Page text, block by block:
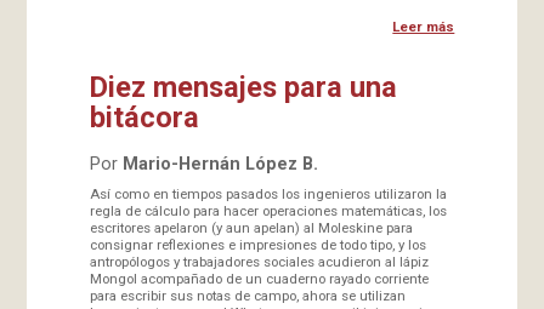
Leer más
Diez mensajes para una
bitácora
Por Mario-Hernán López B.
Así como en tiempos pasados los ingenieros utilizaron la
regla de cálculo para hacer operaciones matemáticas, los
escritores apelaron (y aun apelan) al Moleskine para
consignar reflexiones e impresiones de todo tipo, y los
antropólogos y trabajadores sociales acudieron al lápiz
Mongol acompañado de un cuaderno rayado corriente
para escribir sus notas de campo, ahora se utilizan